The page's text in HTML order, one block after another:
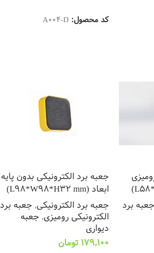
کد محصول:A004-D
جعبه برد
جعبه برد الکترونیکی بدون پایه
ابعاد (L98*W98*H32 mm)
جعبه برد الکترونیکی, جعبه برد
الکترونیکی رومیزی, جعبه
دیواری
179,100 تومان